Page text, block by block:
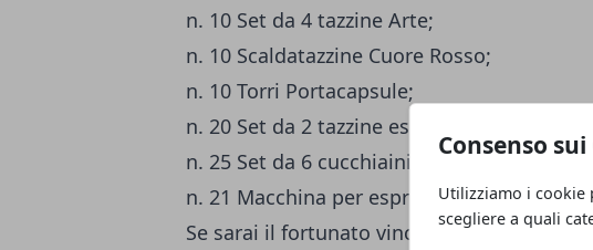
Consenso
Utilizziamo i cookie
scegliere a quali
n. 10 Set da 4 tazzine Arte;
n. 10 Scaldatazzine Cuore Rosso;
n. 10 Torri Portacapsule;
n. 20 Set da 2 tazzine espresso Cuore;
n. 25 Set da 6 cucchiaini da caffè Pop;
n. 21 Macchina per espresso Bialetti Smart.
Se sarai il fortunato vincitore di uno dei